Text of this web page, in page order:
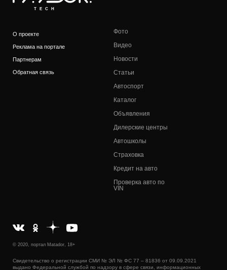
TECH
О проекте
Реклама на портале
Партнерам
Обратная связь
Фото
Видео
Новости
Статьи
Автоспорт
Каталог
Объявления
Дилерские центры
Автошколы
Страховка
Кредит на авто
Проверка авто по
VIN
© 2020, портал Matador, 18+
Свидетельство о регистрации СМИ № ЭЛ № ФС 77 – 81836 от 09.09.2021
выдано Федеральной службой по надзору в сфере связи, информационных